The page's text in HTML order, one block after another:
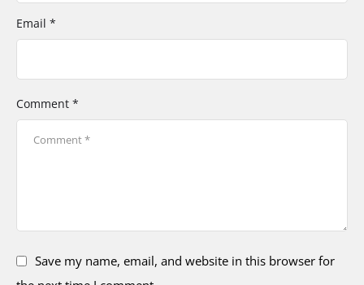
Comment *
Email *
Save my name, email, and website in this browser for